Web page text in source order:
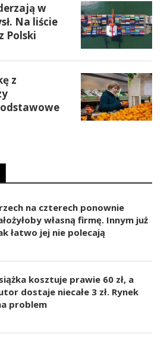
w
Na liście
Polski
z
na czterech ponownie
własną firmę. Innym już
łatwo jej nie polecają
kosztuje prawie 60 zł, a
dostaje niecałe 3 zł. Rynek
problem